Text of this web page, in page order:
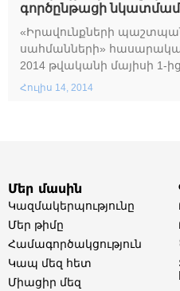
գործընթացի
Հուլիս 14, 2014
«Իրավունքների
սահմանների»
2014 թվականի մայիսի 1-ից
Մեր մասին
Կազմակերպությունը
Մեր թիմը​
Համագործակցություն
Կապ մեզ հետ
Միացիր մեզ